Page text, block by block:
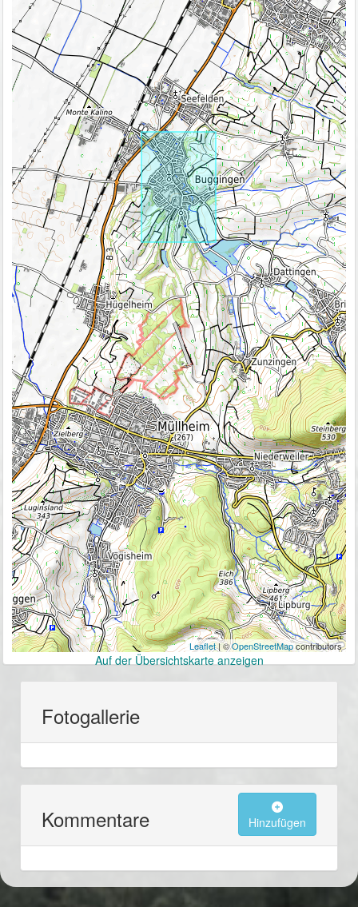
Leaflet| ©OpenStreetMapcontributors
Auf der Übersichtskarte anzeigen
Fotogallerie
Kommentare Hinzufügen